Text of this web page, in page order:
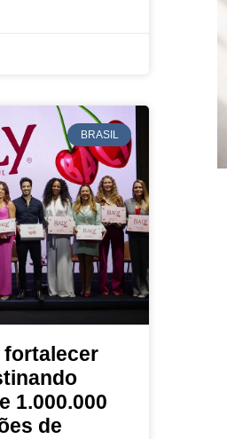
BRASIL
fortalecer
1.000.000
de